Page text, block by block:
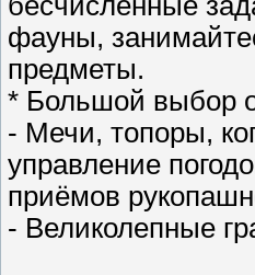
фауны,
предметы.
* Большой выбор
- Мечи, топоры,
управление
приёмов
- Великолепные